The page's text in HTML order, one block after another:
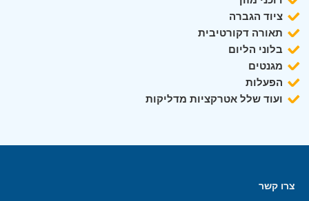
ציוד הגברה
תאורה דקורטיבית
בלוני הליום
מגנטים
הפעלות
ועוד שלל אטרקציות מדליקות
צרו קשר